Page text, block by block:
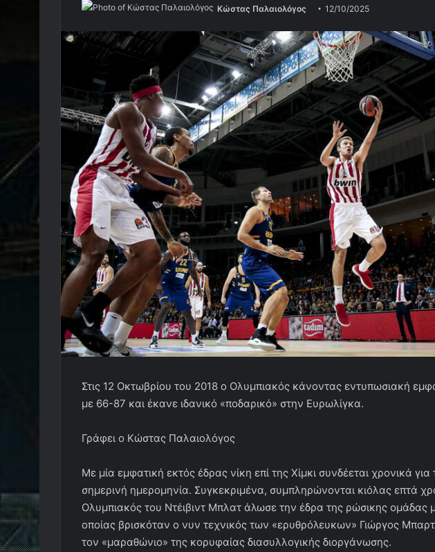
Κώστας Παλαιολόγος 12/10/2025
Στις 12 Οκτωβρίου του 2018 ο Ολυμπιακός κάνοντας εντυπωσιακή
με 66-87 και έκανε ιδανικό «ποδαρικό» στην Ευρωλίγκα.
Γράφει ο Κώστας Παλαιολόγος
Με μία εμφατική εκτός έδρας νίκη επί της Χίμκι συνδέεται χρονικά
σημερινή ημερομηνία. Συγκεκριμένα, συμπληρώνονται κιόλας επτά
Ολυμπιακός του Ντέιβιντ Μπλατ άλωσε την έδρα της ρώσικης ομάδας
οποίας βρισκόταν ο νυν τεχνικός των «ερυθρόλευκων» Γιώργος
τον «μαραθώνιο» της κορυφαίας διασυλλογικής διοργάνωσης.